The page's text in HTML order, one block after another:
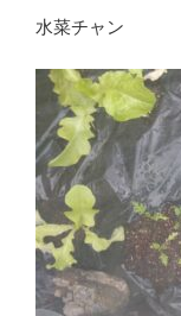
水菜チャン